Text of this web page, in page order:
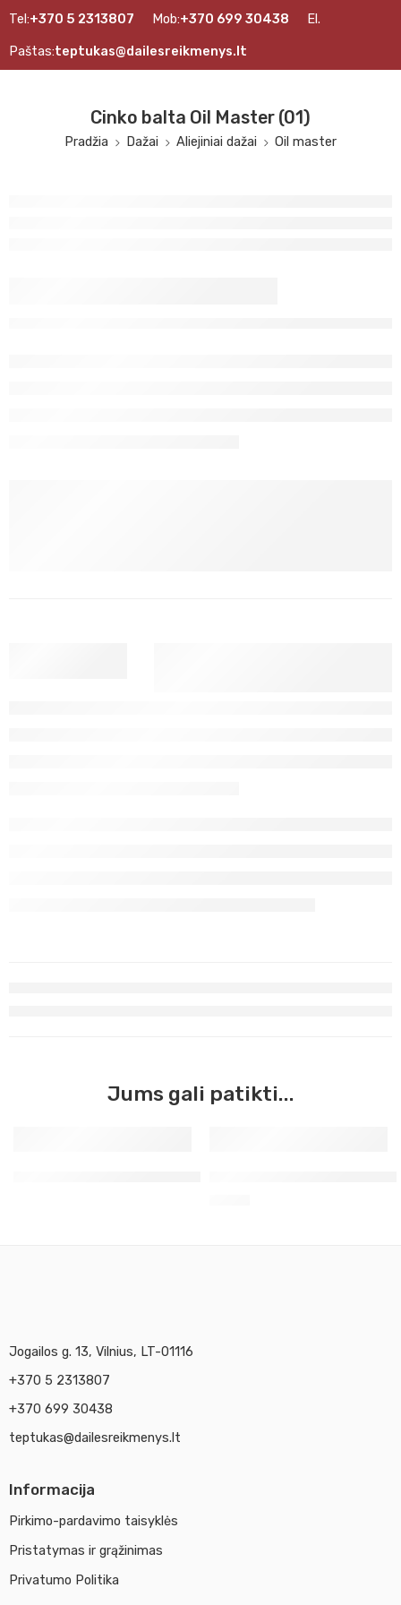
Tel:+370 5 2313807 Mob:+370 699 30438 El.
Paštas:teptukas@dailesreikmenys.lt
Cinko balta Oil Master (01)
Pradžia Dažai Aliejiniai dažai Oil master
Jums gali patikti...
Jogailos g. 13, Vilnius, LT-01116
+370 5 2313807
+370 699 30438
teptukas@dailesreikmenys.lt
Informacija
Pirkimo-pardavimo taisyklės
Pristatymas ir grąžinimas
Privatumo Politika